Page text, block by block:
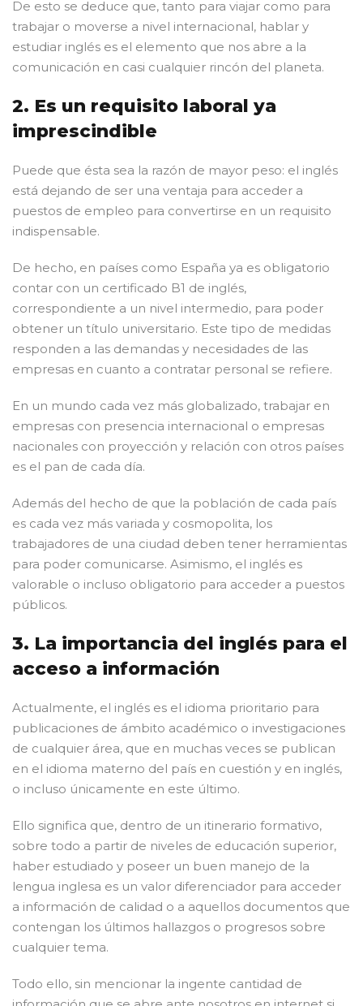
De esto se deduce que, tanto para viajar como para
trabajar o moverse a nivel internacional, hablar y
estudiar inglés es el elemento que nos abre a la
comunicación en casi cualquier rincón del planeta.
2. Es un requisito laboral ya
imprescindible
Puede que ésta sea la razón de mayor peso: el inglés
está dejando de ser una ventaja para acceder a
puestos de empleo para convertirse en un requisito
indispensable.
De hecho, en países como España ya es obligatorio
contar con un certificado B1 de inglés,
correspondiente a un nivel intermedio, para poder
obtener un título universitario. Este tipo de medidas
responden a las demandas y necesidades de las
empresas en cuanto a contratar personal se refiere.
En un mundo cada vez más globalizado, trabajar en
empresas con presencia internacional o empresas
nacionales con proyección y relación con otros países
es el pan de cada día.
Además del hecho de que la población de cada país
es cada vez más variada y cosmopolita, los
trabajadores de una ciudad deben tener herramientas
para poder comunicarse. Asimismo, el inglés es
valorable o incluso obligatorio para acceder a puestos
públicos.
3. La importancia del inglés para el
acceso a información
Actualmente, el inglés es el idioma prioritario para
publicaciones de ámbito académico o investigaciones
de cualquier área, que en muchas veces se publican
en el idioma materno del país en cuestión y en inglés,
o incluso únicamente en este último.
Ello significa que, dentro de un itinerario formativo,
sobre todo a partir de niveles de educación superior,
haber estudiado y poseer un buen manejo de la
lengua inglesa es un valor diferenciador para acceder
a información de calidad o a aquellos documentos que
contengan los últimos hallazgos o progresos sobre
cualquier tema.
Todo ello, sin mencionar la ingente cantidad de